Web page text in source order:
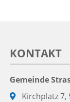
KONTAKT
Gemeinde
Adresse:
Kirchplatz 7,